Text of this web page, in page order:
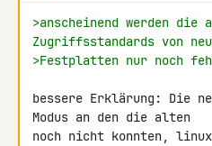
>anscheinend werden
Zugriffsstandards von
>Festplatten nur noch
bessere Erklärung: Die
Modus an den die alten
noch nicht konnten,